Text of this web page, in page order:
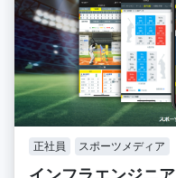
正社員 スポーツメディア